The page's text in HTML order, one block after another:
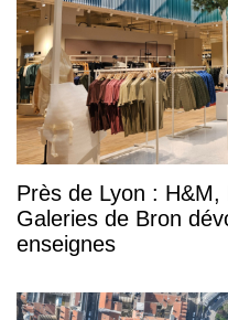
Près de Lyon :
Galeries de Bron
enseignes